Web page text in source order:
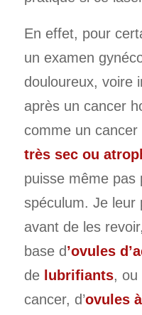
En effet, pour
un examen
douloureux, voire
après un cancer
comme un cancer
très sec ou
puisse même pas
spéculum. Je leur
avant de les
base d’ovules
de lubrifiants, ou
cancer, d’ovules